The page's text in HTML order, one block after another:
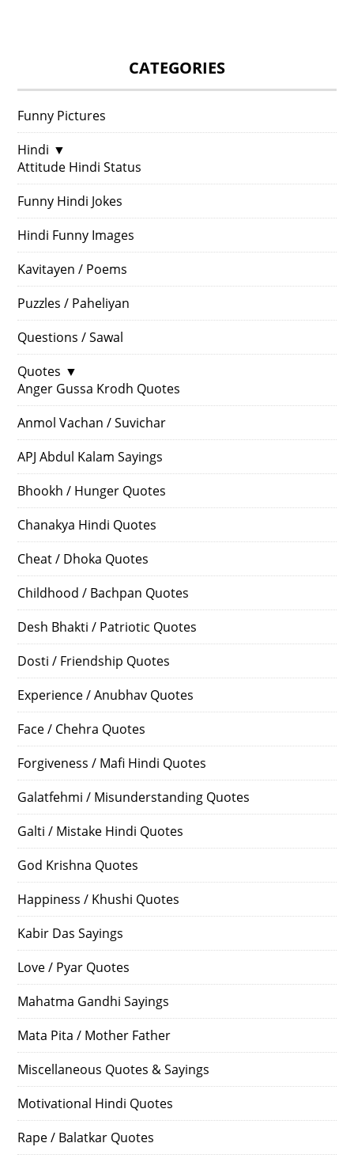
CATEGORIES
Funny Pictures
Hindi ▼
Attitude Hindi Status
Funny Hindi Jokes
Hindi Funny Images
Kavitayen / Poems
Puzzles / Paheliyan
Questions / Sawal
Quotes ▼
Anger Gussa Krodh Quotes
Anmol Vachan / Suvichar
APJ Abdul Kalam Sayings
Bhookh / Hunger Quotes
Chanakya Hindi Quotes
Cheat / Dhoka Quotes
Childhood / Bachpan Quotes
Desh Bhakti / Patriotic Quotes
Dosti / Friendship Quotes
Experience / Anubhav Quotes
Face / Chehra Quotes
Forgiveness / Mafi Hindi Quotes
Galatfehmi / Misunderstanding Quotes
Galti / Mistake Hindi Quotes
God Krishna Quotes
Happiness / Khushi Quotes
Kabir Das Sayings
Love / Pyar Quotes
Mahatma Gandhi Sayings
Mata Pita / Mother Father
Miscellaneous Quotes & Sayings
Motivational Hindi Quotes
Rape / Balatkar Quotes